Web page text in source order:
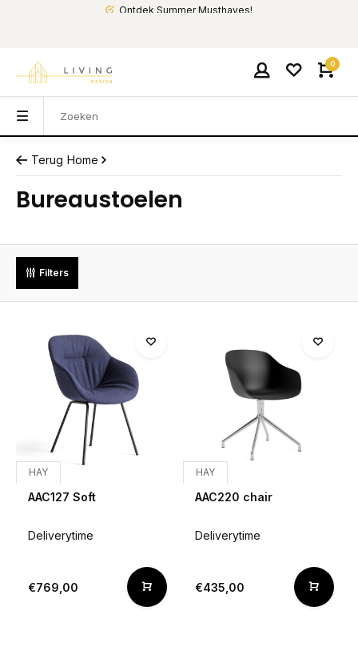
Ontdek Summer Musthaves!
0
Terug Home
Bureaustoelen
Filters
HAY
AAC127 Soft
Deliverytime
€769,00
HAY
AAC220 chair
Deliverytime
€435,00